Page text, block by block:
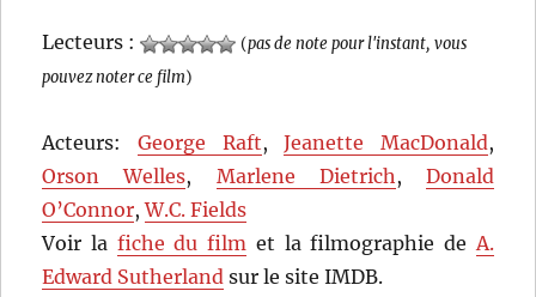
Lecteurs : (pas de note pour l'instant, vous
pouvez noter ce film)
Acteurs: George Raft,Jeanette MacDonald,
Orson Welles, Marlene Dietrich, Donald
O’Connor,W.C. Fields
Voir la fiche du film et la filmographie deA.
Edward Sutherland sur le site IMDB.